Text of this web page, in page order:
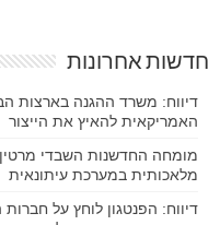
חדשות אחרונות
דיווח: משרד ההגנה בארצות
האמריקאית להאיץ את הייצור
מומחה החדשנות השבדי מרטין
מלאכותית במערכת עיתונאית
דיווח: הפנטגון לוחץ על